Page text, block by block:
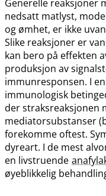
Generelle reaksjoner
nedsatt matlyst,
og ømhet, er ikke
Slike reaksjoner er
kan bero på effekten
produksjon av
immunresponsen. I
immunologisk
der straksreaksjonen
mediatorsubstanser
forekomme oftest.
dyreart. I de mest
en livstruende
øyeblikkelig